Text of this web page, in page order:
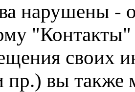
нарушены -
"Контакты"
своих
пр.) вы также